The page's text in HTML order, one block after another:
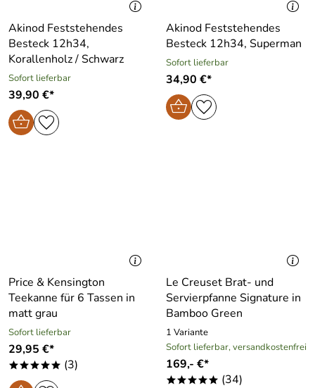
Akinod Feststehendes
Besteck 12h34,
Korallenholz / Schwarz
Sofort lieferbar
39,90 €*
Akinod Feststehendes
Besteck 12h34, Superman
Sofort lieferbar
34,90 €*
Price & Kensington
Teekanne für 6 Tassen in
matt grau
Sofort lieferbar
29,95 €*
***** (3)
Le Creuset Brat- und
Servierpfanne Signature in
Bamboo Green
1 Variante
Sofort lieferbar, versandkostenfrei
169,- €*
***** (34)